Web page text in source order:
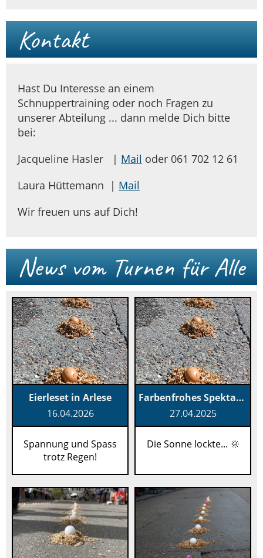
Kontakt
Hast Du Interesse an einem
Schnuppertraining oder noch Fragen zu
unserer Abteilung ... dann melde Dich bitte
bei:
Jacqueline Hasler | Mail oder 061 702 12 61
Laura Hüttemann | Mail
Wir freuen uns auf Dich!
News vom Turnen für Alle
Eierleset in Arlese
16.04.2026
Spannung und Spass
trotz Regen!
Farbenfrohes Spektakel am Eierleset in Arlese
27.04.2025
Die Sonne lockte... 🌞